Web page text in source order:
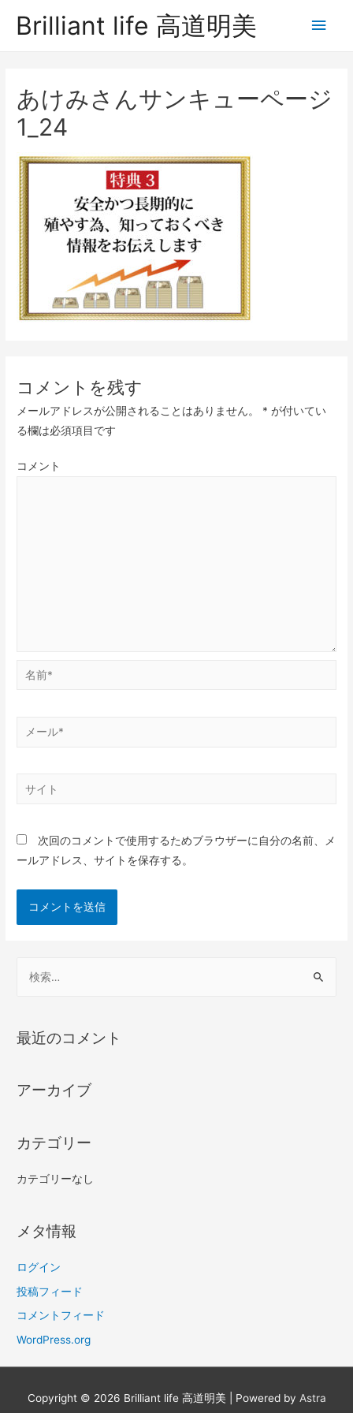
Brilliant life 高道明美
あけみさんサンキューページ
1_24
コメントを残す
メールアドレスが公開されることはありません。 * が付いてい
る欄は必須項目です
コメント
次回のコメントで使用するためブラウザーに自分の名前、メ
ールアドレス、サイトを保存する。
最近のコメント
アーカイブ
カテゴリー
カテゴリーなし
メタ情報
ログイン
投稿フィード
コメントフィード
WordPress.org
Copyright © 2026 Brilliant life 高道明美 | Powered by Astra